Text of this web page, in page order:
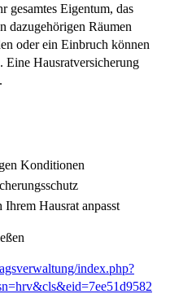
gesamtes Eigentum, das
dazugehörigen Räumen
oder ein Einbruch können
Eine Hausratversicherung
Konditionen
Hausrat anpasst
index.php?